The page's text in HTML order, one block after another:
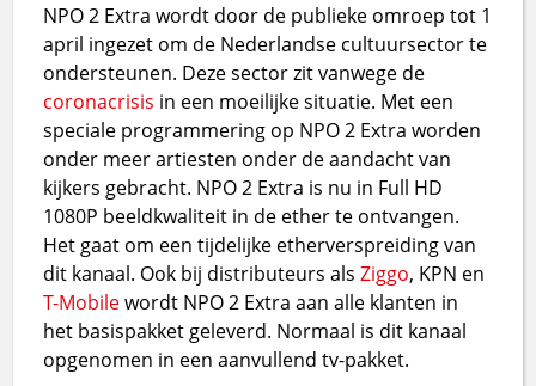
NPO 2 Extra wordt door de publieke omroep tot 1
april ingezet om de Nederlandse cultuursector te
ondersteunen. Deze sector zit vanwege de
coronacrisis in een moeilijke situatie. Met een
speciale programmering op NPO 2 Extra worden
onder meer artiesten onder de aandacht van
kijkers gebracht. NPO 2 Extra is nu in Full HD
1080P beeldkwaliteit in de ether te ontvangen.
Het gaat om een tijdelijke etherverspreiding van
dit kanaal. Ook bij distributeurs alsZiggo, KPN en
T-Mobilewordt NPO 2 Extra aan alle klanten in
het basispakket geleverd. Normaal is dit kanaal
opgenomen in een aanvullend tv-pakket.